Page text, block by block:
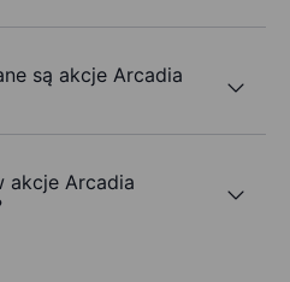
są akcje Arcadia
akcje Arcadia